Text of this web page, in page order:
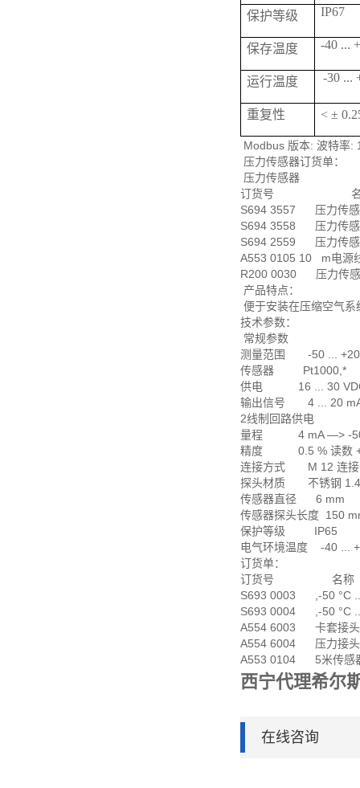
保护等级 IP67
保存温度 -40 ...
运行温度 -30 ...
重复性 < ±
Modbus 版本: 波特率:
压力传感器订货单：
压力传感器
订货号 名
S694 3557 压力传感
S694 3558 压力传感
S694 2559 压力传感
A553 0105 10 m电源
R200 0030 压力传感
产品特点：
便于安装在压缩空气
技术参数：
常规参数
测量范围 -50 ...
传感器 Pt1000,*
供电 16 ... 30
输出信号 4 ... 20
2线制回路供电
量程 4 mA —> -50
精度 0.5 % 读数 +
连接方式 M 12 连接
探头材质 不锈钢
传感器直径 6 mm
传感器探头长度 150
保护等级 IP65
电气环境温度 -40 ...
订货单：
订货号 名称
S693 0003 ,-50 °C ...
S693 0004 ,-50 °C ...
A554 6003 卡套接头
A554 6004 压力接头
A553 0104 5米传感器
西宁代理希尔
在线咨询